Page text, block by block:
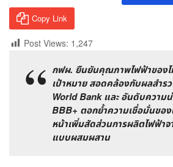
Copy Link
Post Views: 1,247
กฟผ. ยืนยันคุณภาพไฟฟ้าของไ
เป้าหมาย สอดคล้องกับผลสำร
World Bank และ อันดับความ
BBB+ ตอกย้ำความเชื่อมั่นขอ
หน้าเพิ่มสัดส่วนการผลิตไฟฟ้า
แบบผสมผสาน